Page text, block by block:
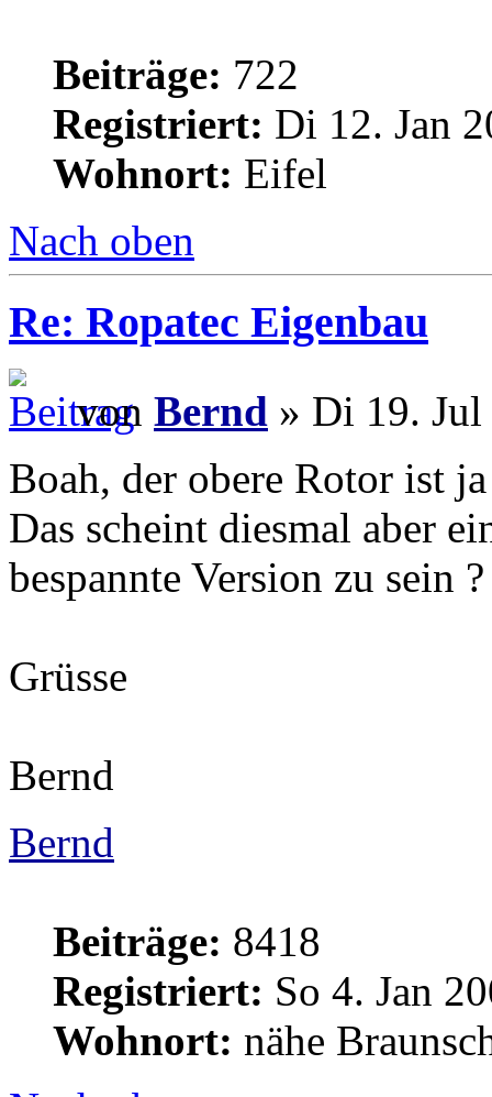
Beiträge: 722
Registriert: Di 12. Jan
Wohnort: Eifel
Nach oben
Re: Ropatec Eigenbau
von Bernd » Di 19.
Boah, der obere Rotor ist
Das scheint diesmal aber
bespannte Version zu sein ?
Grüsse
Bernd
Bernd
Beiträge: 8418
Registriert: So 4. Jan
Wohnort: nähe